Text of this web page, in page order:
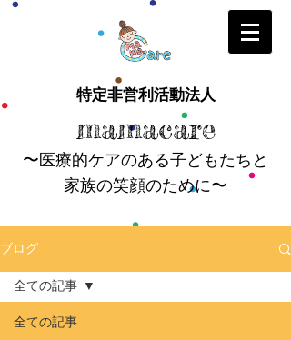
特定非営利活動法人
mamacare
〜医療的ケアのある子どもたちと
家族の笑顔のために〜
ブログ
全ての記事
全ての記事